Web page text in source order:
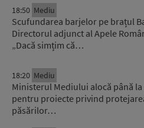
18:50 Mediu
Scufundarea barjelor pe brațul
Directorul adjunct al Apele
„Dacă simțim că…
18:20 Mediu
Ministerul Mediului alocă până
pentru proiecte privind
păsărilor…